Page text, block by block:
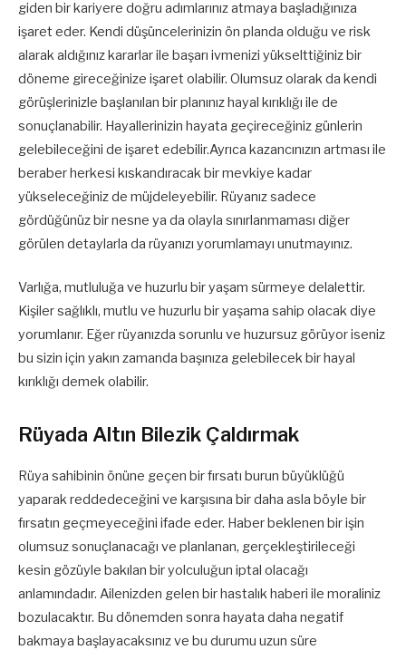
giden bir kariyere doğru adımlarınız atmaya başladığınıza
işaret eder. Kendi düşüncelerinizin ön planda olduğu ve risk
alarak aldığınız kararlar ile başarı ivmenizi yükselttiğiniz bir
döneme gireceğinize işaret olabilir. Olumsuz olarak da kendi
görüşlerinizle başlanılan bir planınız hayal kırıklığı ile de
sonuçlanabilir. Hayallerinizin hayata geçireceğiniz günlerin
gelebileceğini de işaret edebilir.Ayrıca kazancınızın artması ile
beraber herkesi kıskandıracak bir mevkiye kadar
yükseleceğiniz de müjdeleyebilir. Rüyanız sadece
gördüğünüz bir nesne ya da olayla sınırlanmaması diğer
görülen detaylarla da rüyanızı yorumlamayı unutmayınız.
Varlığa, mutluluğa ve huzurlu bir yaşam sürmeye delalettir.
Kişiler sağlıklı, mutlu ve huzurlu bir yaşama sahip olacak diye
yorumlanır. Eğer rüyanızda sorunlu ve huzursuz görüyor iseniz
bu sizin için yakın zamanda başınıza gelebilecek bir hayal
kırıklığı demek olabilir.
Rüyada Altın Bilezik Çaldırmak
Rüya sahibinin önüne geçen bir fırsatı burun büyüklüğü
yaparak reddedeceğini ve karşısına bir daha asla böyle bir
fırsatın geçmeyeceğini ifade eder. Haber beklenen bir işin
olumsuz sonuçlanacağı ve planlanan, gerçekleştirileceği
kesin gözüyle bakılan bir yolculuğun iptal olacağı
anlamındadır. Ailenizden gelen bir hastalık haberi ile moraliniz
bozulacaktır. Bu dönemden sonra hayata daha negatif
bakmaya başlayacaksınız ve bu durumu uzun süre